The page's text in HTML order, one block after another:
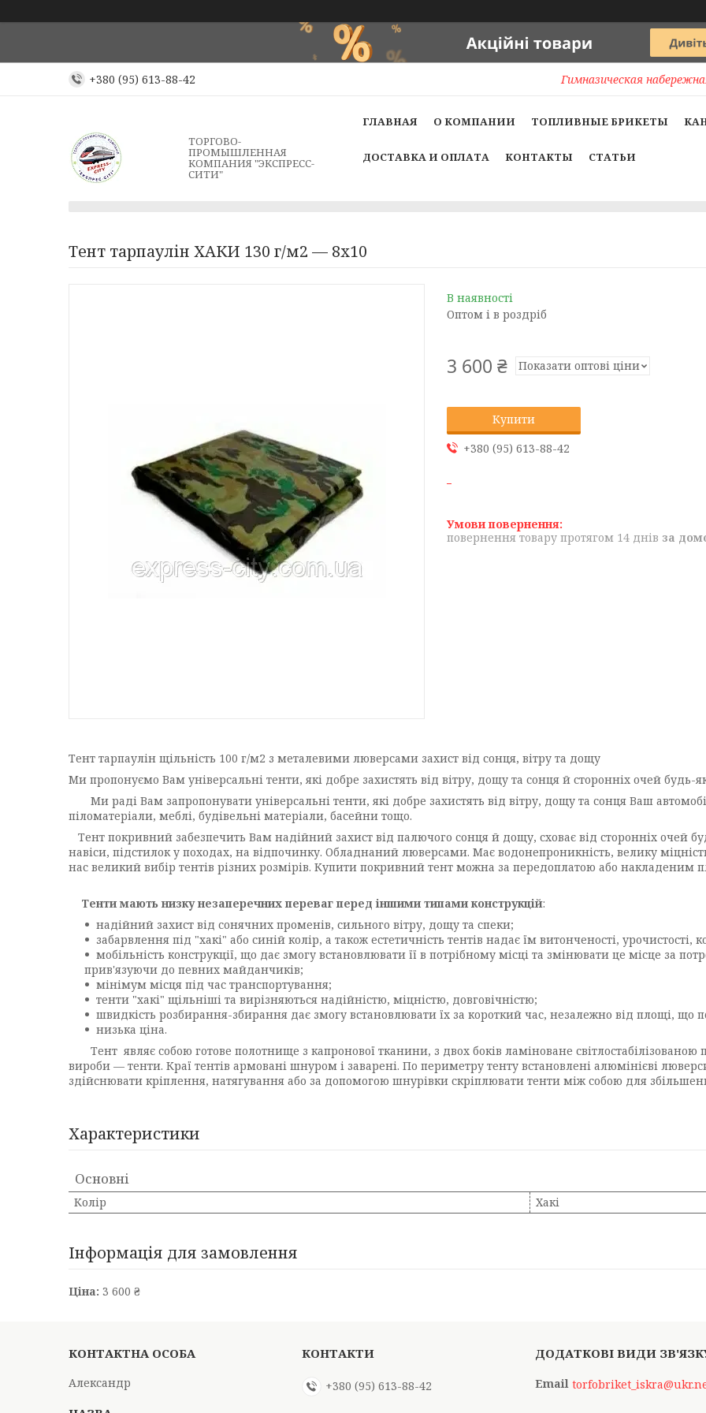
+380 (95) 613-88-42 Гимназическая
ТОРГОВО-
ПРОМЫШЛЕННАЯ
КОМПАНИЯ "ЭКСПРЕСС-
СИТИ"
ГЛАВНАЯ О КОМПАНИИ ТОПЛИВНЫЕ БРИКЕТЫ
ДОСТАВКА И ОПЛАТА КОНТАКТЫ СТАТЬИ
Тент тарпаулін ХАКИ 130 г/м2 — 8х10
В наявності
Оптом і в роздріб
3 600 ₴ Показати оптові ціни
Купити
+380 (95) 613-88-42
повернення товару протягом 14 днів за
Тент тарпаулін щільність 100 г/м2 з металевими люверсами захист від сонця, вітру та дощу
Ми пропонуємо Вам універсальні тенти, які добре захистять від вітру, дощу та сонця й сторонніх очей
Ми раді Вам запропонувати універсальні тенти, які добре захистять від вітру, дощу та сонця Ваш
піломатеріали, меблі, будівельні матеріали, басейни тощо.
Тент покривний забезпечить Вам надійний захист від палючого сонця й дощу, сховає від сторонніх очей
навіси, підстилок у походах, на відпочинку. Обладнаний люверсами. Має водонепроникність, велику
нас великий вибір тентів різних розмірів. Купити покривний тент можна за передоплатою або накладеним
Тенти мають низку незаперечних переваг перед іншими типами конструкцій:
надійний захист від сонячних променів, сильного вітру, дощу та спеки;
забарвлення під "хакі" або синій колір, а також естетичність тентів надає їм витонченості, урочистості,
мобільність конструкції, що дає змогу встановлювати її в потрібному місці та змінювати це місце за
прив'язуючи до певних майданчиків;
мінімум місця під час транспортування;
тенти "хакі" щільніші та вирізняються надійністю, міцністю, довговічністю;
швидкість розбирання-збирання дає змогу встановлювати їх за короткий час, незалежно від площі, що
низька ціна.
Тент являє собою готове полотнище з капронової тканини, з двох боків ламіноване світлостабілізованою
вироби — тенти. Краї тентів армовані шнуром і заварені. По периметру тенту встановлені алюмінієві
здійснювати кріплення, натягування або за допомогою шнурівки скріплювати тенти між собою для
Характеристики
Основні
Колір Хакі
Інформація для замовлення
Ціна: 3 600 ₴
Александр +380 (95) 613-88-42